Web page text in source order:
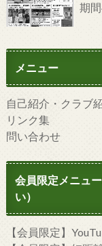
期
メニュー
自己紹介・クラブ
リンク集
問い合わせ
会員限定メニュ
い）
【会員限定】